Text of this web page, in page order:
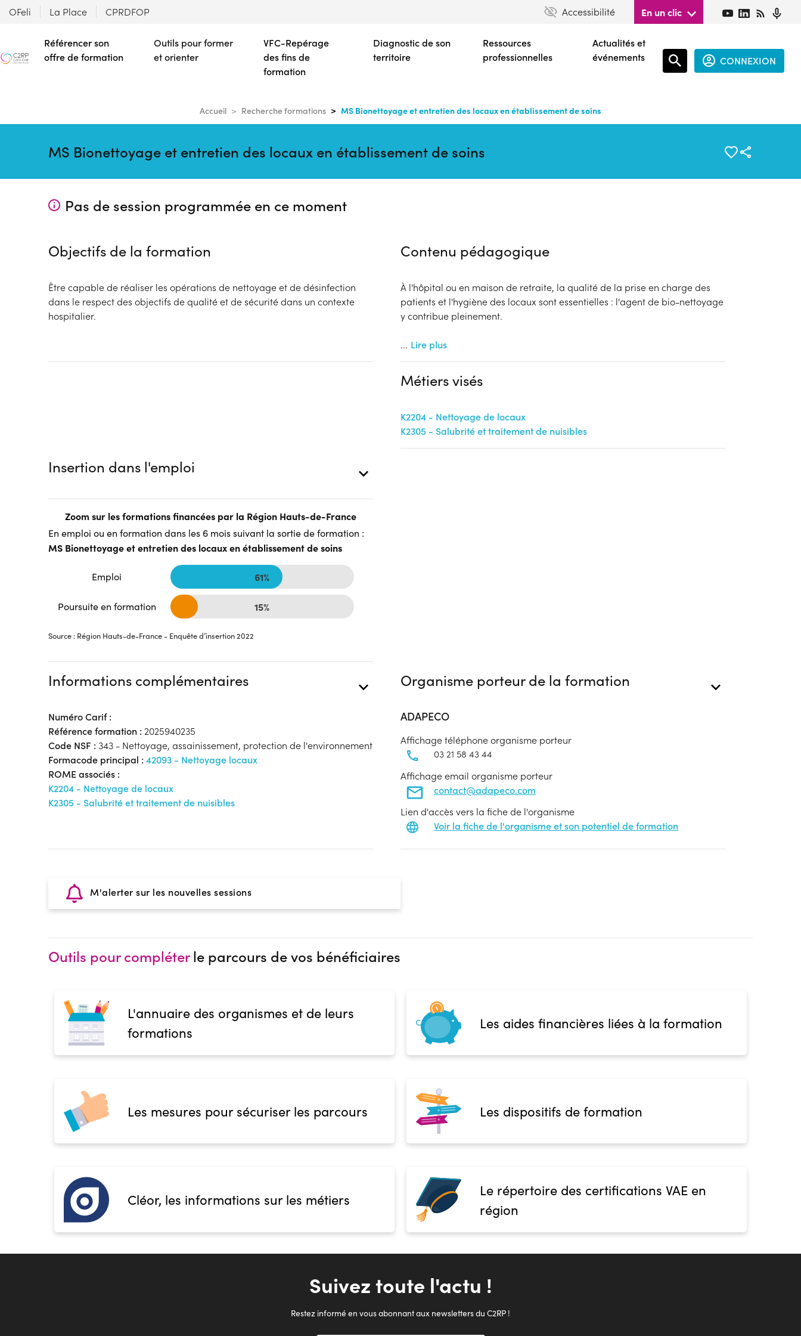
contenu
principal
OFeli La Place CPRDFOP Accessibilité En un clic
Référencer son
offre de formation
Outils pour former
et orienter
VFC-Repérage
des fins de
formation
Diagnostic de son
territoire
Ressources
professionnelles
Actualités et
événements
CONNEXION
Accueil Recherche formations MS Bionettoyage et entretien des locaux en établissement de soins
MS Bionettoyage et entretien des locaux en établissement de soins
Pas de session programmée en ce moment
Objectifs de la formation
Être capable de réaliser les opérations de nettoyage et de désinfection
dans le respect des objectifs de qualité et de sécurité dans un contexte
hospitalier.
Contenu pédagogique
À l'hôpital ou en maison de retraite, la qualité de la prise en charge des
patients et l'hygiène des locaux sont essentielles : l'agent de bio-nettoyage
y contribue pleinement.
... Lire plus
Métiers visés
K2204 - Nettoyage de locaux
K2305 - Salubrité et traitement de nuisibles
Insertion dans l'emploi
Zoom sur les formations financées par la Région Hauts-de-France
En emploi ou en formation dans les 6 mois suivant la sortie de formation :
MS Bionettoyage et entretien des locaux en établissement de soins
Emploi 61%
Poursuite en formation 15%
Source : Région Hauts-de-France - Enquête d’insertion 2022
Informations complémentaires
Numéro Carif :
Référence formation : 2025940235
Code NSF : 343 - Nettoyage, assainissement, protection de l'environnement
Formacode principal : 42093 - Nettoyage locaux
ROME associés :
K2204 - Nettoyage de locaux
K2305 - Salubrité et traitement de nuisibles
Organisme porteur de la formation
ADAPECO
Affichage téléphone organisme porteur
03 21 58 43 44
Affichage email organisme porteur
contact@adapeco.com
Lien d'accès vers la fiche de l'organisme
Voir la fiche de l'organisme et son potentiel de formation
M'alerter sur les nouvelles sessions
Outils pour compléterle parcours de vos bénéficiaires
L'annuaire des organismes et de leurs
formations
Les aides financières liées à la formation
Les mesures pour sécuriser les parcours Les dispositifs de formation
Cléor, les informations sur les métiers
Le répertoire des certifications VAE en
région
Suivez toute l'actu !
Restez informé en vous abonnant aux newsletters du C2RP !